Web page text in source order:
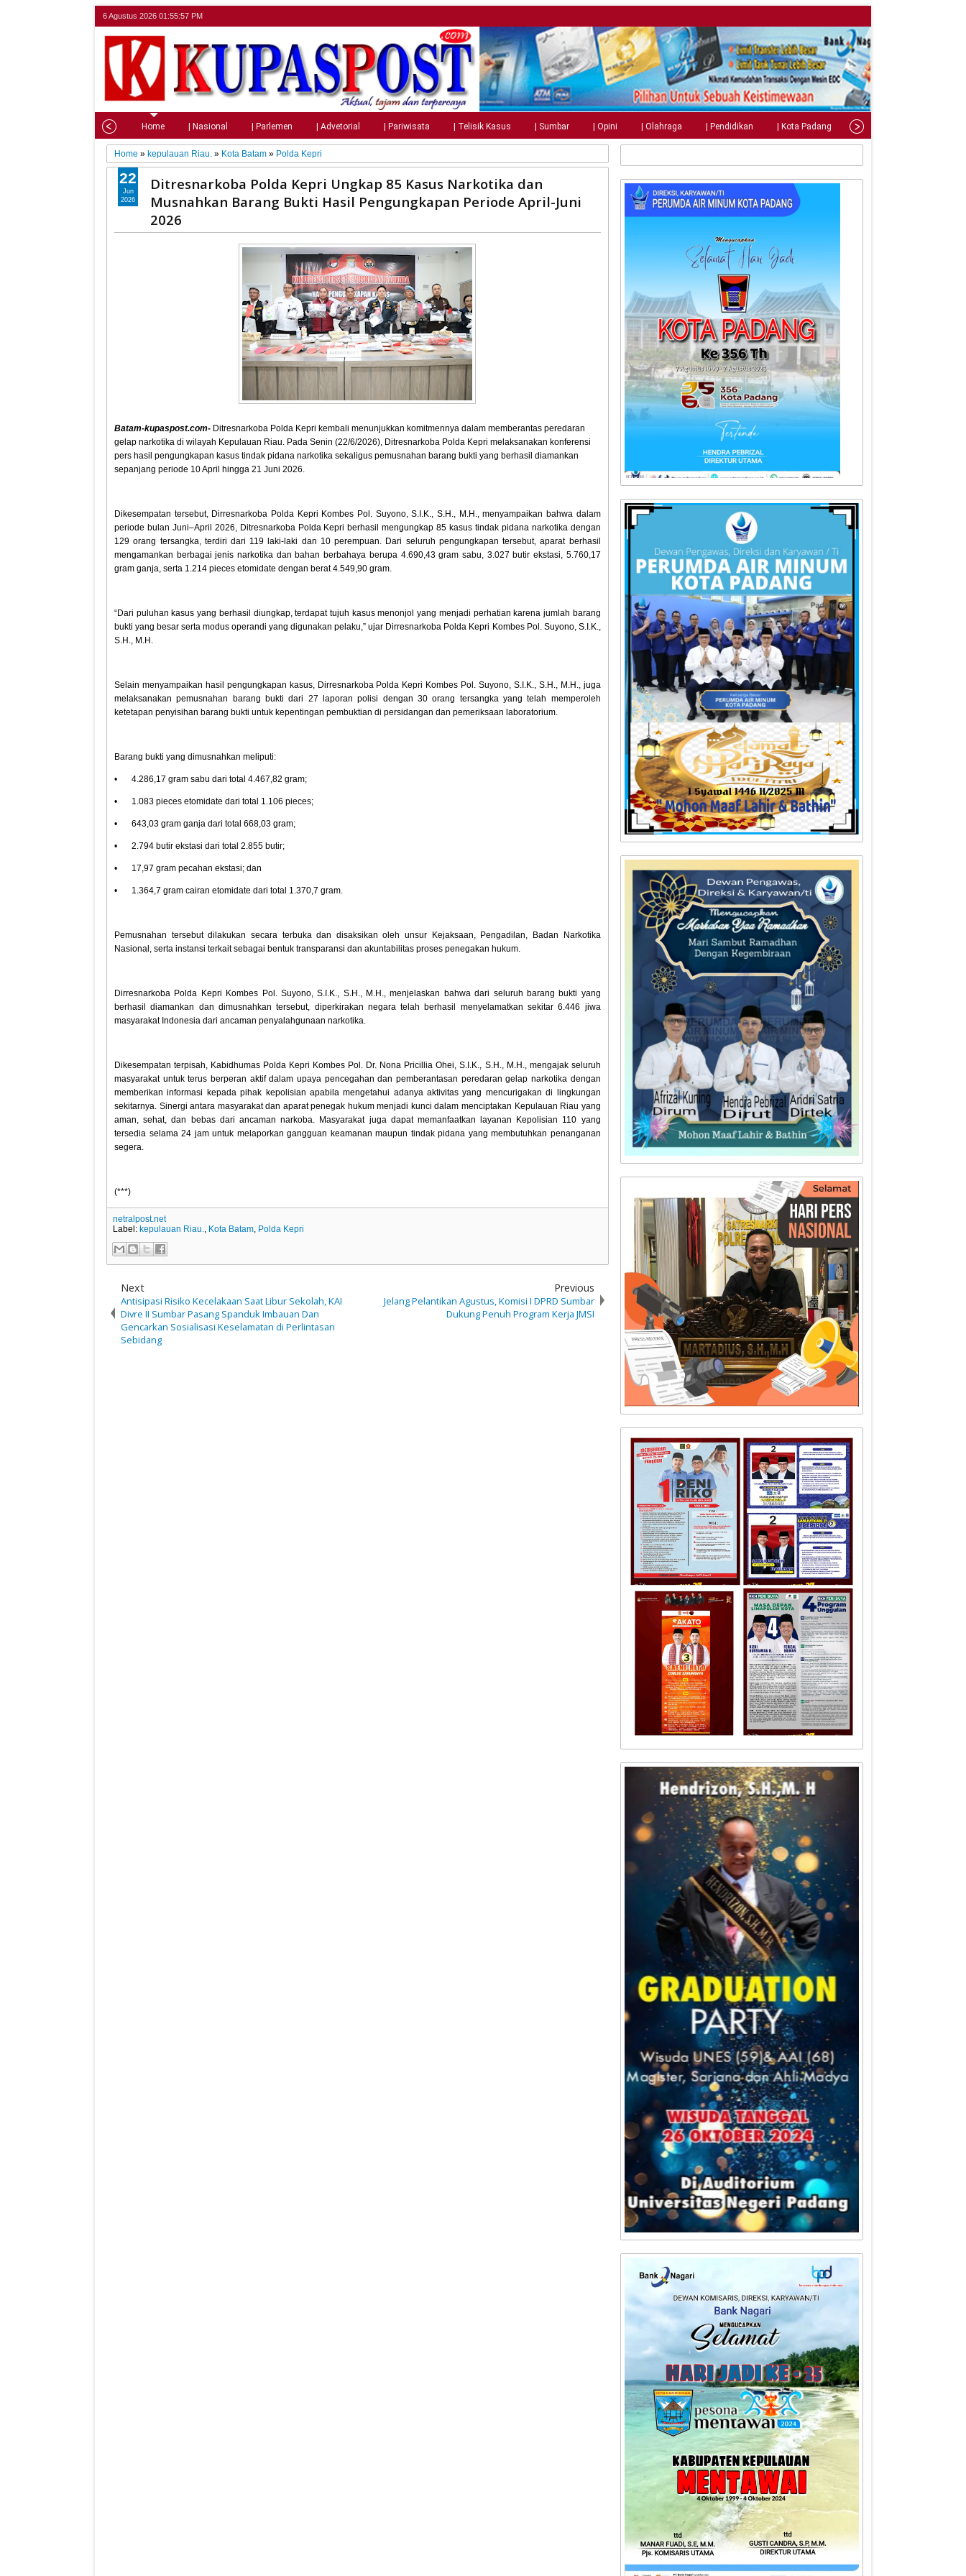
6 Agustus 2026 01:55:58 PM
Home | Nasional | Parlemen | Advetorial | Pariwisata | Telisik Kasus | Sumbar | Opini | Olahraga | Pendidikan | Kota Padang | Tips
Home »kepulauan Riau. » Kota Batam » Polda Kepri
Ditresnarkoba Polda Kepri Ungkap 85 Kasus Narkotika dan
Musnahkan Barang Bukti Hasil Pengungkapan Periode April-Juni
2026
Batam-kupaspost.com- Ditresnarkoba Polda Kepri kembali menunjukkan komitmennya dalam memberantas peredaran
gelap narkotika di wilayah Kepulauan Riau. Pada Senin (22/6/2026), Ditresnarkoba Polda Kepri melaksanakan konferensi
pers hasil pengungkapan kasus tindak pidana narkotika sekaligus pemusnahan barang bukti yang berhasil diamankan
sepanjang periode 10 April hingga 21 Juni 2026.
Dikesempatan tersebut, Dirresnarkoba Polda Kepri Kombes Pol. Suyono, S.I.K., S.H., M.H., menyampaikan bahwa dalam
periode bulan Juni–April 2026, Ditresnarkoba Polda Kepri berhasil mengungkap 85 kasus tindak pidana narkotika dengan
129 orang tersangka, terdiri dari 119 laki-laki dan 10 perempuan. Dari seluruh pengungkapan tersebut, aparat berhasil
mengamankan berbagai jenis narkotika dan bahan berbahaya berupa 4.690,43 gram sabu, 3.027 butir ekstasi, 5.760,17
gram ganja, serta 1.214 pieces etomidate dengan berat 4.549,90 gram.
“Dari puluhan kasus yang berhasil diungkap, terdapat tujuh kasus menonjol yang menjadi perhatian karena jumlah barang
bukti yang besar serta modus operandi yang digunakan pelaku,” ujar Dirresnarkoba Polda Kepri Kombes Pol. Suyono, S.I.K.,
S.H., M.H.
Selain menyampaikan hasil pengungkapan kasus, Dirresnarkoba Polda Kepri Kombes Pol. Suyono, S.I.K., S.H., M.H., juga
melaksanakan pemusnahan barang bukti dari 27 laporan polisi dengan 30 orang tersangka yang telah memperoleh
ketetapan penyisihan barang bukti untuk kepentingan pembuktian di persidangan dan pemeriksaan laboratorium.
Barang bukti yang dimusnahkan meliputi:
• 4.286,17 gram sabu dari total 4.467,82 gram;
• 1.083 pieces etomidate dari total 1.106 pieces;
• 643,03 gram ganja dari total 668,03 gram;
• 2.794 butir ekstasi dari total 2.855 butir;
• 17,97 gram pecahan ekstasi; dan
• 1.364,7 gram cairan etomidate dari total 1.370,7 gram.
Pemusnahan tersebut dilakukan secara terbuka dan disaksikan oleh unsur Kejaksaan, Pengadilan, Badan Narkotika
Nasional, serta instansi terkait sebagai bentuk transparansi dan akuntabilitas proses penegakan hukum.
Dirresnarkoba Polda Kepri Kombes Pol. Suyono, S.I.K., S.H., M.H., menjelaskan bahwa dari seluruh barang bukti yang
berhasil diamankan dan dimusnahkan tersebut, diperkirakan negara telah berhasil menyelamatkan sekitar 6.446 jiwa
masyarakat Indonesia dari ancaman penyalahgunaan narkotika.
Dikesempatan terpisah, Kabidhumas Polda Kepri ‎Kombes Pol. Dr. Nona Pricillia Ohei, S.I.K., S.H., M.H., mengajak seluruh
masyarakat untuk terus berperan aktif dalam upaya pencegahan dan pemberantasan peredaran gelap narkotika dengan
memberikan informasi kepada pihak kepolisian apabila mengetahui adanya aktivitas yang mencurigakan di lingkungan
sekitarnya. Sinergi antara masyarakat dan aparat penegak hukum menjadi kunci dalam menciptakan Kepulauan Riau yang
aman, sehat, dan bebas dari ancaman narkoba. Masyarakat juga dapat memanfaatkan layanan Kepolisian 110 yang
tersedia selama 24 jam untuk melaporkan gangguan keamanan maupun tindak pidana yang membutuhkan penanganan
segera.
‎(***)
22
Jun
2026
netralpost.net
Label:kepulauan Riau., Kota Batam, Polda Kepri
Next
Antisipasi Risiko Kecelakaan Saat Libur Sekolah, KAI
Divre II Sumbar Pasang Spanduk Imbauan Dan
Gencarkan Sosialisasi Keselamatan di Perlintasan
Sebidang
Previous
Jelang Pelantikan Agustus, Komisi I DPRD Sumbar
Dukung Penuh Program Kerja JMSI